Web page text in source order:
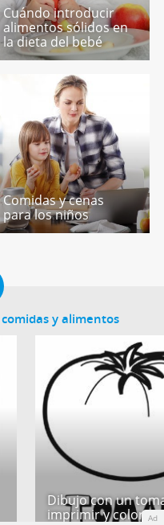
Cuándo introducir
alimentos sólidos en
la dieta del bebé
Comidas y cenas
para los niños
y alimentos
Dibujo con un
imprimir y colorear
Ad